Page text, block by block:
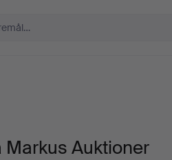
Markus Auktioner